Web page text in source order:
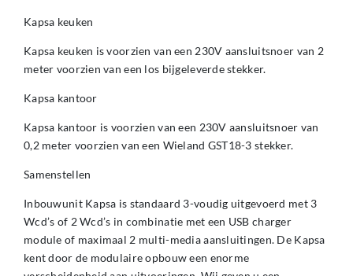
Kapsa keuken
Kapsa keuken is voorzien van een 230V aansluitsnoer van 2
meter voorzien van een los bijgeleverde stekker.
Kapsa kantoor
Kapsa kantoor is voorzien van een 230V aansluitsnoer van
0,2 meter voorzien van een Wieland GST18-3 stekker.
Samenstellen
Inbouwunit Kapsa is standaard 3-voudig uitgevoerd met 3
Wcd’s of 2 Wcd’s in combinatie met een USB charger
module of maximaal 2 multi-media aansluitingen. De Kapsa
kent door de modulaire opbouw een enorme